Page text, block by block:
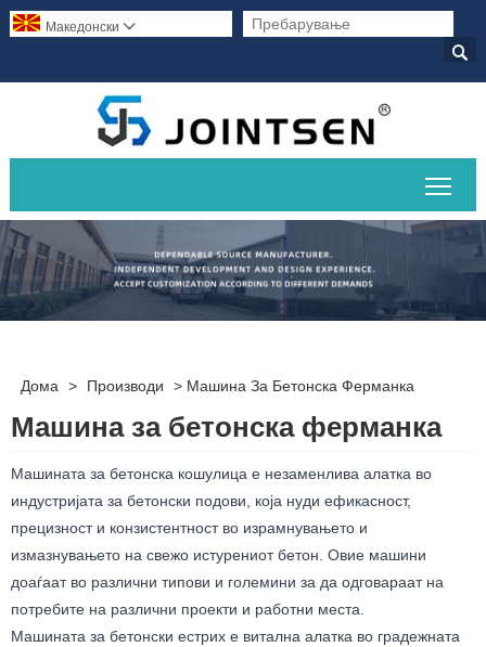

Македонски 
Дома > Производи > Машина За Бетонска Ферманка
Машина за бетонска ферманка
Машината за бетонска кошулица е незаменлива алатка во
индустријата за бетонски подови, која нуди ефикасност,
прецизност и конзистентност во израмнувањето и
измазнувањето на свежо истурениот бетон. Овие машини
доаѓаат во различни типови и големини за да одговараат на
потребите на различни проекти и работни места.
Машината за бетонски естрих е витална алатка во градежната